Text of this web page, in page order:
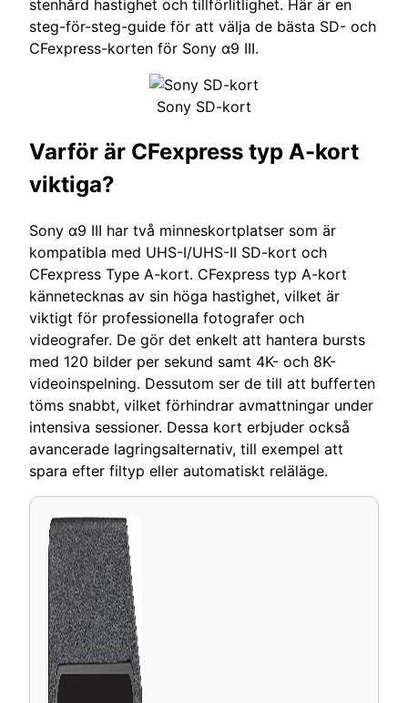
stenhård hastighet och tillförlitlighet. Här är en
steg-för-steg-guide för att välja de bästa SD- och
CFexpress-korten för Sony α9 III.
Sony SD-kort
Varför är CFexpress typ A-kort
viktiga?
Sony α9 III har två minneskortplatser som är
kompatibla med UHS-I/UHS-II SD-kort och
CFexpress Type A-kort. CFexpress typ A-kort
kännetecknas av sin höga hastighet, vilket är
viktigt för professionella fotografer och
videografer. De gör det enkelt att hantera bursts
med 120 bilder per sekund samt 4K- och 8K-
videoinspelning. Dessutom ser de till att bufferten
töms snabbt, vilket förhindrar avmattningar under
intensiva sessioner. Dessa kort erbjuder också
avancerade lagringsalternativ, till exempel att
spara efter filtyp eller automatiskt reläläge.